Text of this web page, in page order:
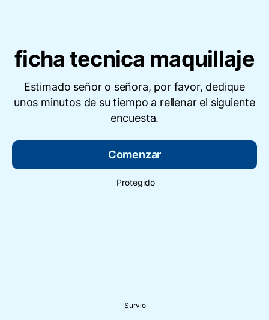
ficha tecnica maquillaje
Estimado señor o señora, por favor, dedique
unos minutos de su tiempo a rellenar el siguiente
encuesta.
Comenzar
Protegido
Survio